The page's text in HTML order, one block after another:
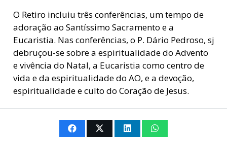
O Retiro incluiu três conferências, um tempo de
adoração ao Santíssimo Sacramento e a
Eucaristia. Nas conferências, o P. Dário Pedroso, sj
debruçou-se sobre a espiritualidade do Advento
e vivência do Natal, a Eucaristia como centro de
vida e da espiritualidade do AO, e a devoção,
espiritualidade e culto do Coração de Jesus.